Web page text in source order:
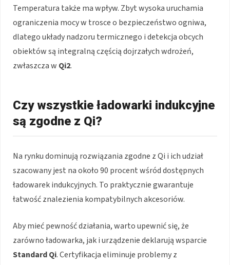
Temperatura także ma wpływ. Zbyt wysoka uruchamia
ograniczenia mocy w trosce o bezpieczeństwo ogniwa,
dlatego układy nadzoru termicznego i detekcja obcych
obiektów są integralną częścią dojrzałych wdrożeń,
zwłaszcza w Qi2.
Czy wszystkie ładowarki indukcyjne
są zgodne z Qi?
Na rynku dominują rozwiązania zgodne z Qi i ich udział
szacowany jest na około 90 procent wśród dostępnych
ładowarek indukcyjnych. To praktycznie gwarantuje
łatwość znalezienia kompatybilnych akcesoriów.
Aby mieć pewność działania, warto upewnić się, że
zarówno ładowarka, jak i urządzenie deklarują wsparcie
Standard Qi. Certyfikacja eliminuje problemy z